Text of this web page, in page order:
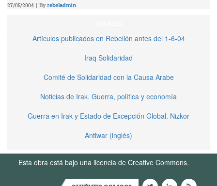
27/05/2004 | Byrebeladmin
Artículos publicados en Rebelión antes del 1-6-04
Iraq Solidaridad
Comité de Solidaridad con la Causa Arabe
Noticias de Irak. Guerra, política y economía
Guerra en Irak y Estado de Excepción Global. Nizkor
Antiwar (inglés)
Esta obra está bajo una licencia de Creative Commons.